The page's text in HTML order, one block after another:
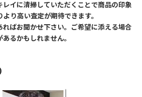
レイに清掃していただくことで商品の印象
より高い査定が期待できます。
ればお聞かせ下さい。ご希望に添える場合
あるかもしれません。